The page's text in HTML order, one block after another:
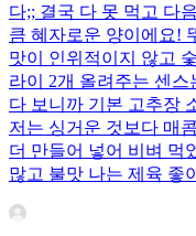
다;; 결국 다 못 먹고 다
큼 혜자로운 양이에요!
맛이 인위적이지 않고
라이 2개 올려주는 센
다 보니까 기본 고추장
저는 싱거운 것보다 매
더 만들어 넣어 비벼 먹
많고 불맛 나는 제육 좋